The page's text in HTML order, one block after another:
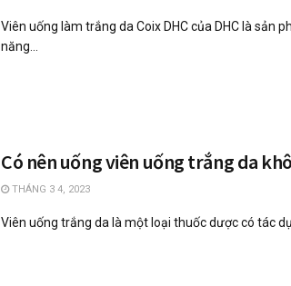
Viên uống làm trắng da Coix DHC của DHC là sản
năng...
Có nên uống viên uống trắng da
THÁNG 3 4, 2023
Viên uống trắng da là một loại thuốc dược có tác